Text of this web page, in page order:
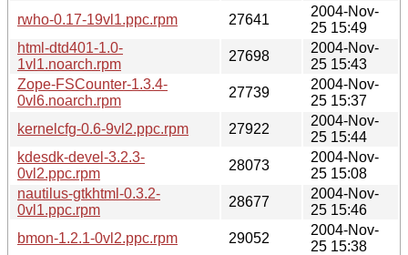
rwho-0.17-19vl1.ppc.rpm
27641
2004-Nov-
25 15:49
html-dtd401-1.0-
1vl1.noarch.rpm
27698
2004-Nov-
25 15:43
Zope-FSCounter-1.3.4-
0vl6.noarch.rpm
27739
2004-Nov-
25 15:37
kernelcfg-0.6-9vl2.ppc.rpm
27922
2004-Nov-
25 15:44
kdesdk-devel-3.2.3-
0vl2.ppc.rpm
28073
2004-Nov-
25 15:08
nautilus-gtkhtml-0.3.2-
0vl1.ppc.rpm
28677
2004-Nov-
25 15:46
bmon-1.2.1-0vl2.ppc.rpm
29052
2004-Nov-
25 15:38